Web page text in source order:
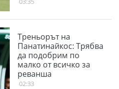
Треньорът на
Панатинайкос: Трябва
да подобрим по
малко от всичко за
реванша
02:33